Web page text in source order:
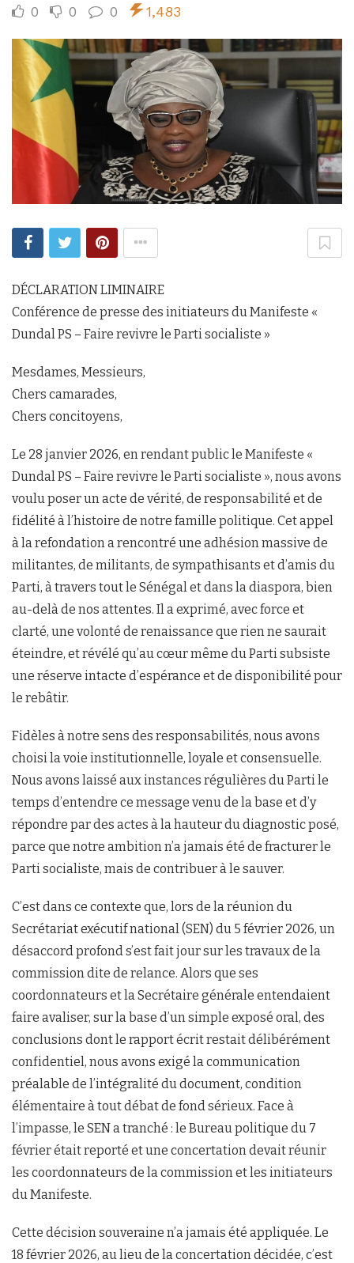
0 0 0 1,483
DÉCLARATION LIMINAIRE
Conférence de presse des initiateurs du Manifeste «
Dundal PS – Faire revivre le Parti socialiste »
Mesdames, Messieurs,
Chers camarades,
Chers concitoyens,
Le 28 janvier 2026, en rendant public le Manifeste «
Dundal PS – Faire revivre le Parti socialiste », nous avons
voulu poser un acte de vérité, de responsabilité et de
fidélité à l’histoire de notre famille politique. Cet appel
à la refondation a rencontré une adhésion massive de
militantes, de militants, de sympathisants et d’amis du
Parti, à travers tout le Sénégal et dans la diaspora, bien
au-delà de nos attentes. Il a exprimé, avec force et
clarté, une volonté de renaissance que rien ne saurait
éteindre, et révélé qu’au cœur même du Parti subsiste
une réserve intacte d’espérance et de disponibilité pour
le rebâtir.
Fidèles à notre sens des responsabilités, nous avons
choisi la voie institutionnelle, loyale et consensuelle.
Nous avons laissé aux instances régulières du Parti le
temps d’entendre ce message venu de la base et d’y
répondre par des actes à la hauteur du diagnostic posé,
parce que notre ambition n’a jamais été de fracturer le
Parti socialiste, mais de contribuer à le sauver.
C’est dans ce contexte que, lors de la réunion du
Secrétariat exécutif national (SEN) du 5 février 2026, un
désaccord profond s’est fait jour sur les travaux de la
commission dite de relance. Alors que ses
coordonnateurs et la Secrétaire générale entendaient
faire avaliser, sur la base d’un simple exposé oral, des
conclusions dont le rapport écrit restait délibérément
confidentiel, nous avons exigé la communication
préalable de l’intégralité du document, condition
élémentaire à tout débat de fond sérieux. Face à
l’impasse, le SEN a tranché : le Bureau politique du 7
février était reporté et une concertation devait réunir
les coordonnateurs de la commission et les initiateurs
du Manifeste.
Cette décision souveraine n’a jamais été appliquée. Le
18 février 2026, au lieu de la concertation décidée, c’est